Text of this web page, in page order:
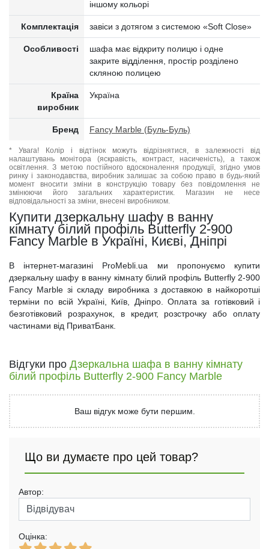
іншому кольорі
Комплектація завіси з дотягом з системою «Soft Сlose»
Особливості
шафа має відкриту полицю і одне
закрите відділення, простір розділено
скляною полицею
Країна
виробник
Україна
Бренд Fancy Marble (Буль-Буль)
* Увага! Колір і відтінок можуть відрізнятися, в залежності від
налаштувань монітора (яскравість, контраст, насиченість), а також
освітлення. З метою постійного вдосконалення продукції, згідно умов
ринку і законодавства, виробник залишає за собою право в будь-який
момент вносити зміни в конструкцію товару без повідомлення не
змінюючи його загальних характеристик. Магазин не несе
відповідальності за зміни, внесені виробником.
Купити дзеркальну шафу в ванну
кімнату білий профіль Butterfly 2-900
Fancy Marble в Україні, Києві, Дніпрі
В інтернет-магазині ProMebli.ua ми пропонуємо купити
дзеркальну шафу в ванну кімнату білий профіль Butterfly 2-900
Fancy Marble зі складу виробника з доставкою в найкоротші
терміни по всій Україні, Київ, Дніпро. Оплата за готівковий і
безготівковий розрахунок, в кредит, розстрочку або оплату
частинами від ПриватБанк.
Відгуки про Дзеркальна шафа в ванну кімнату
білий профіль Butterfly 2-900 Fancy Marble
Ваш відгук може бути першим.
Що ви думаєте про цей товар?
Автор:
Оцінка: